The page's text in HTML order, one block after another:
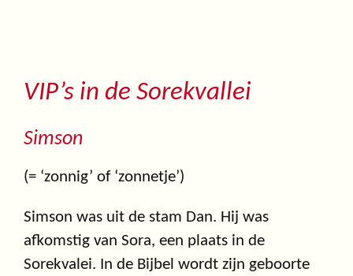
VIP’s in de Sorekvallei
Simson
(= ‘zonnig’ of ‘zonnetje’)
Simson was uit de stam Dan. Hij was
afkomstig van Sora, een plaats in de
Sorekvalei. In de Bijbel wordt zijn geboorte